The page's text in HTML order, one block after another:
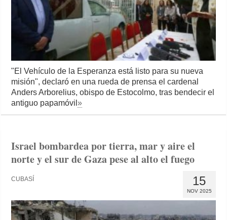
"El Vehículo de la Esperanza está listo para su nueva
misión", declaró en una rueda de prensa el cardenal
Anders Arborelius, obispo de Estocolmo, tras bendecir el
antiguo papamóvil»
Israel bombardea por tierra, mar y aire el
norte y el sur de Gaza pese al alto el fuego
15
NOV 2025
CUBASÍ